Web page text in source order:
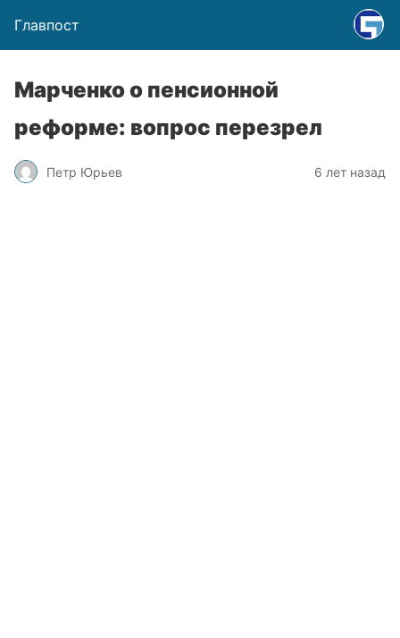
Главпост
Марченко о пенсионной
реформе: вопрос перезрел
Петр Юрьев 6 лет назад